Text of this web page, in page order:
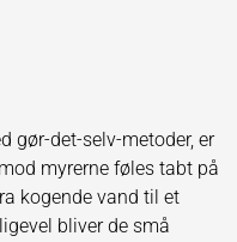
gør-det-selv-metoder, er
myrerne føles tabt på
kogende vand til et
bliver de små